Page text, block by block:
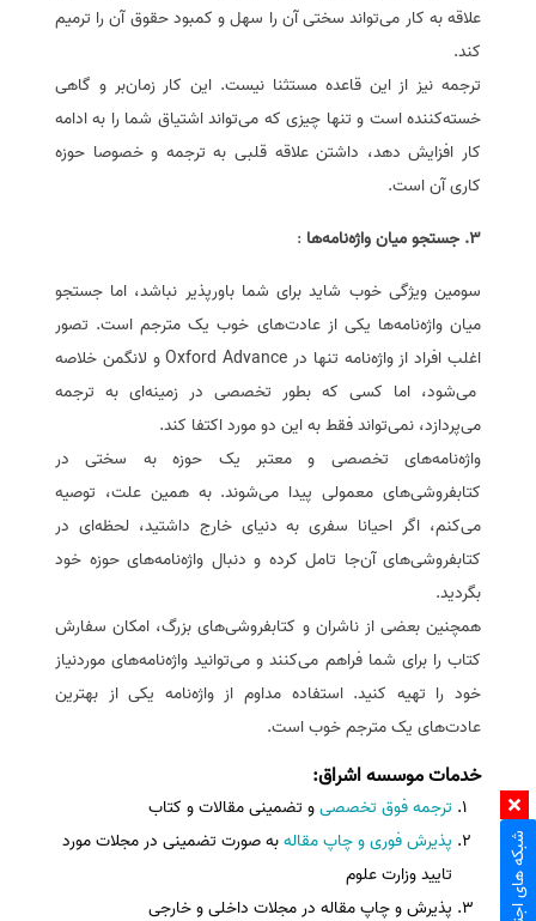
علاقه به کار می‌تواند سختی آن را سهل و کمبود حقوق آن را ترمیم
کند.
ترجمه نیز از این قاعده مستثنا نیست. این کار زمان‌بر و گاهی
خسته‌کننده است و تنها چیزی که می‌تواند اشتیاق شما را به ادامه
کار افزایش دهد، داشتن علاقه قلبی به ترجمه و خصوصا حوزه
کاری آن است.
3. جستجو میان واژه‌نامه‌ها
:
سومین ویژگی خوب شاید برای شما باورپذیر نباشد، اما جستجو
میان واژه‌نامه‌ها یکی از عادت‌های خوب یک مترجم است. تصور
اغلب افراد از واژه‌نامه تنها در Oxford Advanceو لانگمن خلاصه
می‌شود، اما کسی که بطور تخصصی در زمینه‌ای به ترجمه
می‌پردازد، نمی‌تواند فقط به این دو مورد اکتفا کند.
واژه‌نامه‌های تخصصی و معتبر یک حوزه به سختی در
کتابفروشی‌های معمولی پیدا می‌شوند. به همین علت، توصیه
می‌کنم، اگر احیانا سفری به دنیای خارج داشتید، لحظه‌ای در
کتابفروشی‌های آن‌جا تامل کرده و دنبال واژه‌نامه‌های حوزه خود
بگردید.
همچنین بعضی از ناشران و کتابفروشی‌های بزرگ، امکان سفارش
کتاب را برای شما فراهم می‌کنند و می‌توانید واژه‌نامه‌های موردنیاز
خود را تهیه کنید. استفاده مداوم از واژه‌نامه یکی از بهترین
عادت‌های یک مترجم خوب است.
خدمات موسسه اشراق:
ترجمه فوق تخصصیو تضمینی مقالات و کتاب
پذیرش فوری و چاپ مقالهبه صورت تضمینی در مجلات مورد
تایید وزارت علوم
پذیرش و چاپ مقاله در مجلات داخلی و خارجی
شبکه های اجتماعی